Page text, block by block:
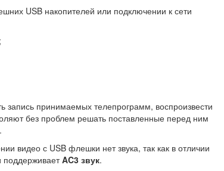
USB накопителей или подключении к сети
принимаемых телепрограмм, воспроизвести
без проблем решать поставленные перед ним
видео с USB флешки нет звука, так как в отличии
поддерживаетAC3 звук.